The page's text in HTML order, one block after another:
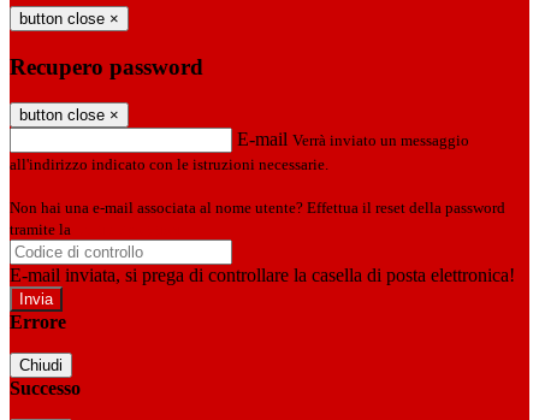
button close ×
Recupero password
button close ×
E-mail Verrà inviato un messaggio
all'indirizzo indicato con le istruzioni necessarie.
Non hai una e-mail associata al nome utente? Effettua il reset della password
tramite la
E-mail inviata, si prega di controllare la casella di posta elettronica!
Errore
Chiudi
Successo